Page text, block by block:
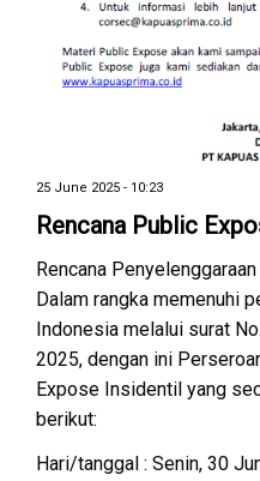
25 June 2025 - 10:23
Rencana Public
Rencana
Dalam rangka memenuhi
Indonesia melalui surat
2025, dengan ini
Expose Insidentil yang
berikut:
Hari/tanggal : Senin, 30